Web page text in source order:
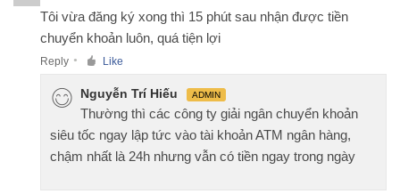
Tôi vừa đăng ký xong thì 15 phút sau nhận được tiền
chuyển khoản luôn, quá tiện lợi
Reply ● Like
Nguyễn Trí Hiếu ADMIN
Thường thì các công ty giải ngân chuyển khoản
siêu tốc ngay lập tức vào tài khoản ATM ngân hàng,
chậm nhất là 24h nhưng vẫn có tiền ngay trong ngày